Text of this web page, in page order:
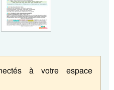
à votre espace